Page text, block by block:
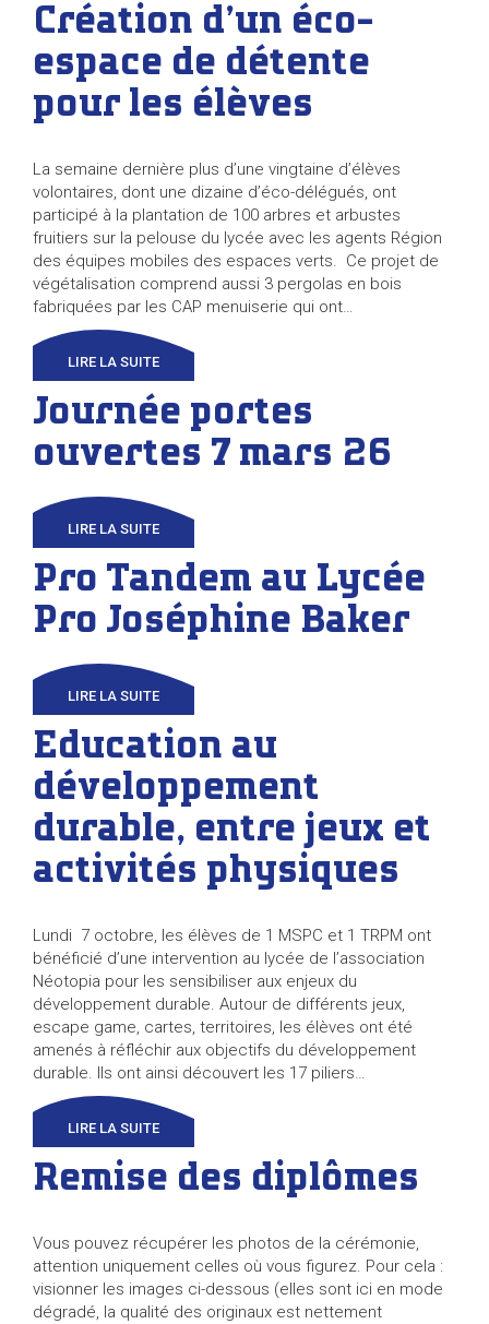
Création d’un éco-
espace de détente
pour les élèves
La semaine dernière plus d’une vingtaine d’élèves
volontaires, dont une dizaine d’éco-délégués, ont
participé à la plantation de 100 arbres et arbustes
fruitiers sur la pelouse du lycée avec les agents Région
des équipes mobiles des espaces verts. Ce projet de
végétalisation comprend aussi 3 pergolas en bois
fabriquées par les CAP menuiserie qui ont…
LIRE LA SUITE
Journée portes
ouvertes 7 mars 26
LIRE LA SUITE
Pro Tandem au Lycée
Pro Joséphine Baker
LIRE LA SUITE
Education au
développement
durable, entre jeux et
activités physiques
Lundi 7 octobre, les élèves de 1 MSPC et 1 TRPM ont
bénéficié d’une intervention au lycée de l’association
Néotopia pour les sensibiliser aux enjeux du
développement durable. Autour de différents jeux,
escape game, cartes, territoires, les élèves ont été
amenés à réfléchir aux objectifs du développement
durable. Ils ont ainsi découvert les 17 piliers…
LIRE LA SUITE
Remise des diplômes
Vous pouvez récupérer les photos de la cérémonie,
attention uniquement celles où vous figurez. Pour cela :
visionner les images ci-dessous (elles sont ici en mode
dégradé, la qualité des originaux est nettement